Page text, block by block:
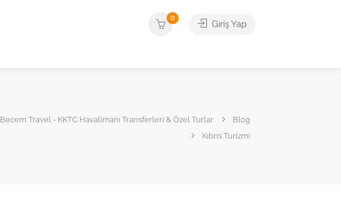
0
Giriş Yap
Becem Travel - KKTC Havalimanı Transferleri & Özel Turlar
Blog
Kıbrıs Turizmi